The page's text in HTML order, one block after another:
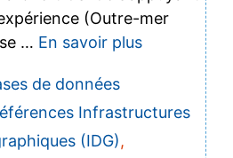
(Outre-mer
… En savoir plus
de données
Infrastructures
(IDG),